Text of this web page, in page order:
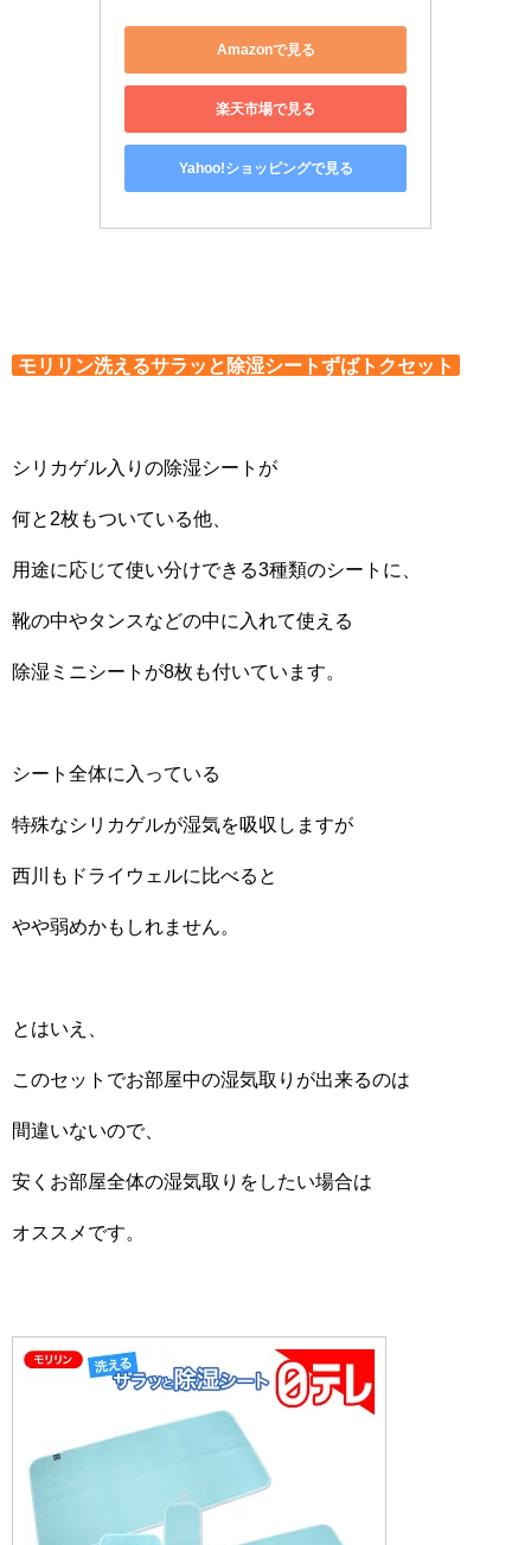
Amazonで見る
楽天市場で見る
Yahoo!ショッピングで見る
モリリン洗えるサラッと除湿シートずばトクセット
シリカゲル入りの除湿シートが
何と2枚もついている他、
用途に応じて使い分けできる3種類のシートに、
靴の中やタンスなどの中に入れて使える
除湿ミニシートが8枚も付いています。
シート全体に入っている
特殊なシリカゲルが湿気を吸収しますが
西川もドライウェルに比べると
やや弱めかもしれません。
とはいえ、
このセットでお部屋中の湿気取りが出来るのは
間違いないので、
安くお部屋全体の湿気取りをしたい場合は
オススメです。